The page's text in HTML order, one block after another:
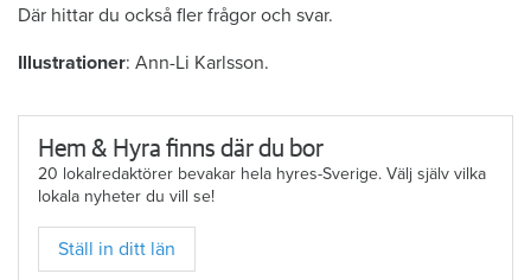
Där hittar du också fler frågor och svar.
Illustrationer: Ann-Li Karlsson.
Hem & Hyra finns där du bor
20 lokalredaktörer bevakar hela hyres-Sverige. Välj själv vilka
lokala nyheter du vill se!
Ställ in ditt län